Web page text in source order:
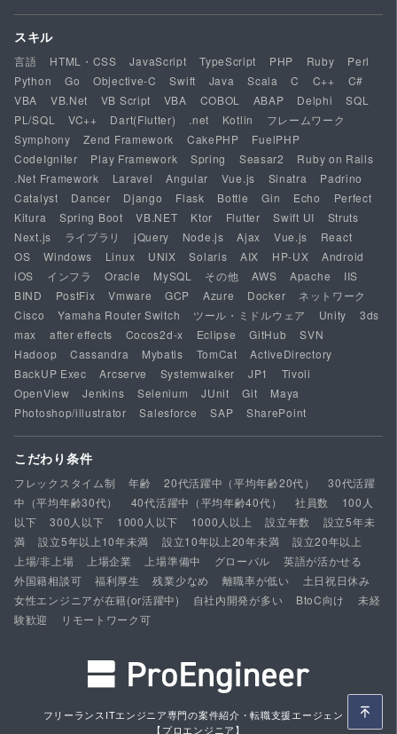
スキル
言語 HTML・CSS JavaScript TypeScript PHP Ruby
Perl
Python
Go Objective-C Swift Java Scala C C++
C#
VBA
VB.Net VB Script VBA COBOL ABAP Delphi
SQL
PL/SQL
VC++ Dart(Flutter) .net Kotlin
フレームワーク
Symphony
Zend Framework CakePHP
FuelPHP
CodeIgniter
Play Framework Spring Seasar2
Ruby on Rails
.Net Framework
Laravel Angular Vue.js Sinatra
Padrino
Catalyst
Dancer Django Flask Bottle Gin Echo
Perfect
Kitura
Spring Boot VB.NET Ktor Flutter Swift UI
Struts
Next.js
ライブラリ jQuery Node.js Ajax Vue.js
React
OS
Windows Linux UNIX Solaris AIX HP-UX
Android
iOS
インフラ Oracle MySQL その他 AWS Apache
IIS
BIND
PostFix Vmware GCP Azure Docker
ネットワーク
Cisco
Yamaha Router Switch ツール・ミドルウェア Unity
3ds
max
after effects Cocos2d-x Eclipse GitHub
SVN
Hadoop
Cassandra Mybatis TomCat
ActiveDirectory
BackUP Exec
Arcserve Systemwalker JP1
Tivoli
OpenView
Jenkins Selenium JUnit Git
Maya
Photoshop/illustrator
Salesforce SAP SharePoint
こだわり条件
フレックスタイム制 年齢 20代活躍中（平均年齢20代）
30代活躍
中（平均年齢30代）
40代活躍中（平均年齢40代） 社員数
100人
以下
300人以下 1000人以下 1000人以上 設立年数
設立5年未
満
設立5年以上10年未満 設立10年以上20年未満
設立20年以上
上場/非上場
上場企業 上場準備中 グローバル
英語が活かせる
外国籍相談可
福利厚生 残業少なめ 離職率が低い
土日祝日休み
女性エンジニアが在籍(or活躍中)
自社内開発が多い BtoC向け
未経
験歓迎
リモートワーク可
フリーランスITエンジニア専門の案件紹介・転職支援エージェント
【プロエンジニア】